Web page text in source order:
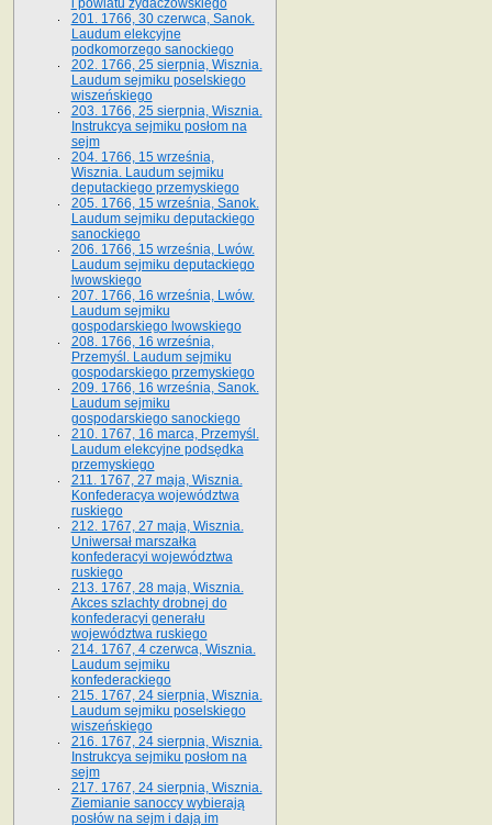
i powiatu żydaczowskiego
201. 1766, 30 czerwca, Sanok.
Laudum elekcyjne
podkomorzego sanockiego
202. 1766, 25 sierpnia, Wisznia.
Laudum sejmiku poselskiego
wiszeńskiego
203. 1766, 25 sierpnia, Wisznia.
Instrukcya sejmiku posłom na
sejm
204. 1766, 15 września,
Wisznia. Laudum sejmiku
deputackiego przemyskiego
205. 1766, 15 września, Sanok.
Laudum sejmiku deputackiego
sanockiego
206. 1766, 15 września, Lwów.
Laudum sejmiku deputackiego
lwowskiego
207. 1766, 16 września, Lwów.
Laudum sejmiku
gospodarskiego lwowskiego
208. 1766, 16 września,
Przemyśl. Laudum sejmiku
gospodarskiego przemyskiego
209. 1766, 16 września, Sanok.
Laudum sejmiku
gospodarskiego sanockiego
210. 1767, 16 marca, Przemyśl.
Laudum elekcyjne podsędka
przemyskiego
211. 1767, 27 maja, Wisznia.
Konfederacya województwa
ruskiego
212. 1767, 27 maja, Wisznia.
Uniwersał marszałka
konfederacyi województwa
ruskiego
213. 1767, 28 maja, Wisznia.
Akces szlachty drobnej do
konfederacyi generału
województwa ruskiego
214. 1767, 4 czerwca, Wisznia.
Laudum sejmiku
konfederackiego
215. 1767, 24 sierpnia, Wisznia.
Laudum sejmiku poselskiego
wiszeńskiego
216. 1767, 24 sierpnia, Wisznia.
Instrukcya sejmiku posłom na
sejm
217. 1767, 24 sierpnia, Wisznia.
Ziemianie sanoccy wybierają
posłów na sejm i dają im